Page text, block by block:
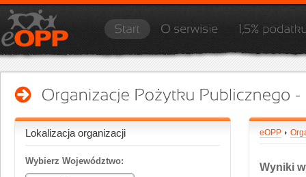
Lokalizacja organizacji
Wybierz Województwo:
eOPP
Wyniki